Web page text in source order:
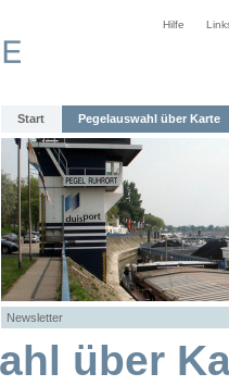
Hilfe
Start Pegelauswahl über Karte
Newsletter
über